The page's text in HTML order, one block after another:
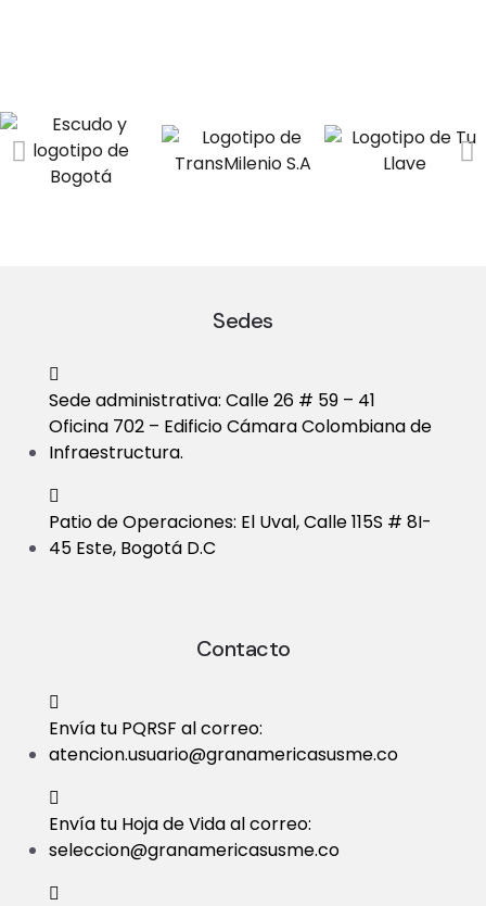
Sedes
Sede administrativa: Calle 26 # 59 – 41
Oficina 702 – Edificio Cámara Colombiana de
Infraestructura.
Patio de Operaciones: El Uval, Calle 115S # 8I-
45 Este, Bogotá D.C
Contacto
Envía tu PQRSF al correo:
atencion.usuario@granamericasusme.co
Envía tu Hoja de Vida al correo:
seleccion@granamericasusme.co